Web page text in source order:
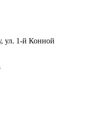
ул. 1-й Конной